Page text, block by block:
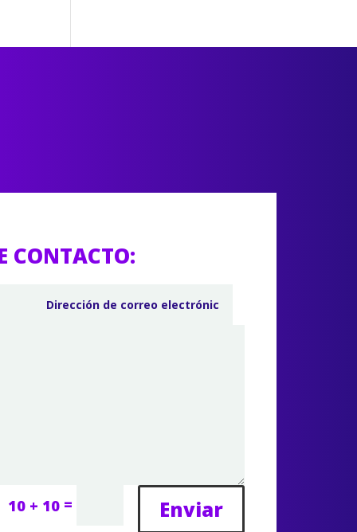
CONTACTO:
10 + 10 = Enviar